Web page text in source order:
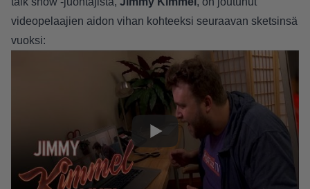
videopelaajien aidon vihan kohteeksi seuraavan sketsinsä
vuoksi: